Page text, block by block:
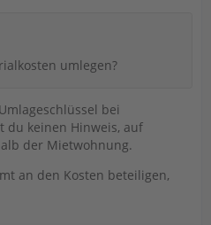
umlegen?
bei
du keinen Hinweis, auf
der Mietwohnung.
an den Kosten beteiligen,